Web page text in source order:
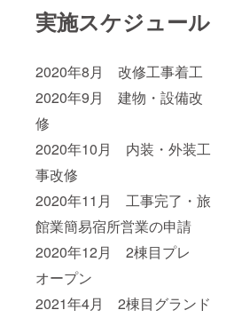
実施スケジュール
2020年8月 改修工事着工
2020年9月 建物・設備改
修
2020年10月 内装・外装工
事改修
2020年11月 工事完了・旅
館業簡易宿所営業の申請
2020年12月 2棟目プレ
オープン
2021年4月 2棟目グランド